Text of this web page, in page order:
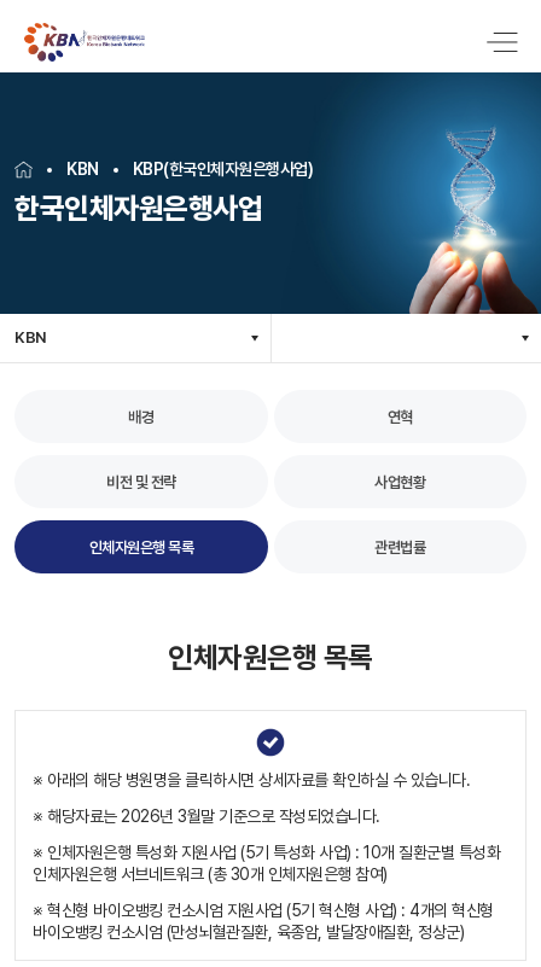
KBN KBP(한국인체자원은행사업)
한국인체자원은행사업
KBN
배경 연혁
비전 및 전략 사업현황
인체자원은행 목록 관련법률
인체자원은행 목록
※ 아래의 해당 병원명을 클릭하시면 상세자료를 확인하실 수 있습니다.
※ 해당자료는 2026년 3월말 기준으로 작성되었습니다.
※ 인체자원은행 특성화 지원사업 (5기 특성화 사업) : 10개 질환군별 특성화
인체자원은행 서브네트워크 (총 30개 인체자원은행 참여)
※ 혁신형 바이오뱅킹 컨소시엄 지원사업 (5기 혁신형 사업) : 4개의 혁신형
바이오뱅킹 컨소시엄 (만성뇌혈관질환, 육종암, 발달장애질환, 정상군)